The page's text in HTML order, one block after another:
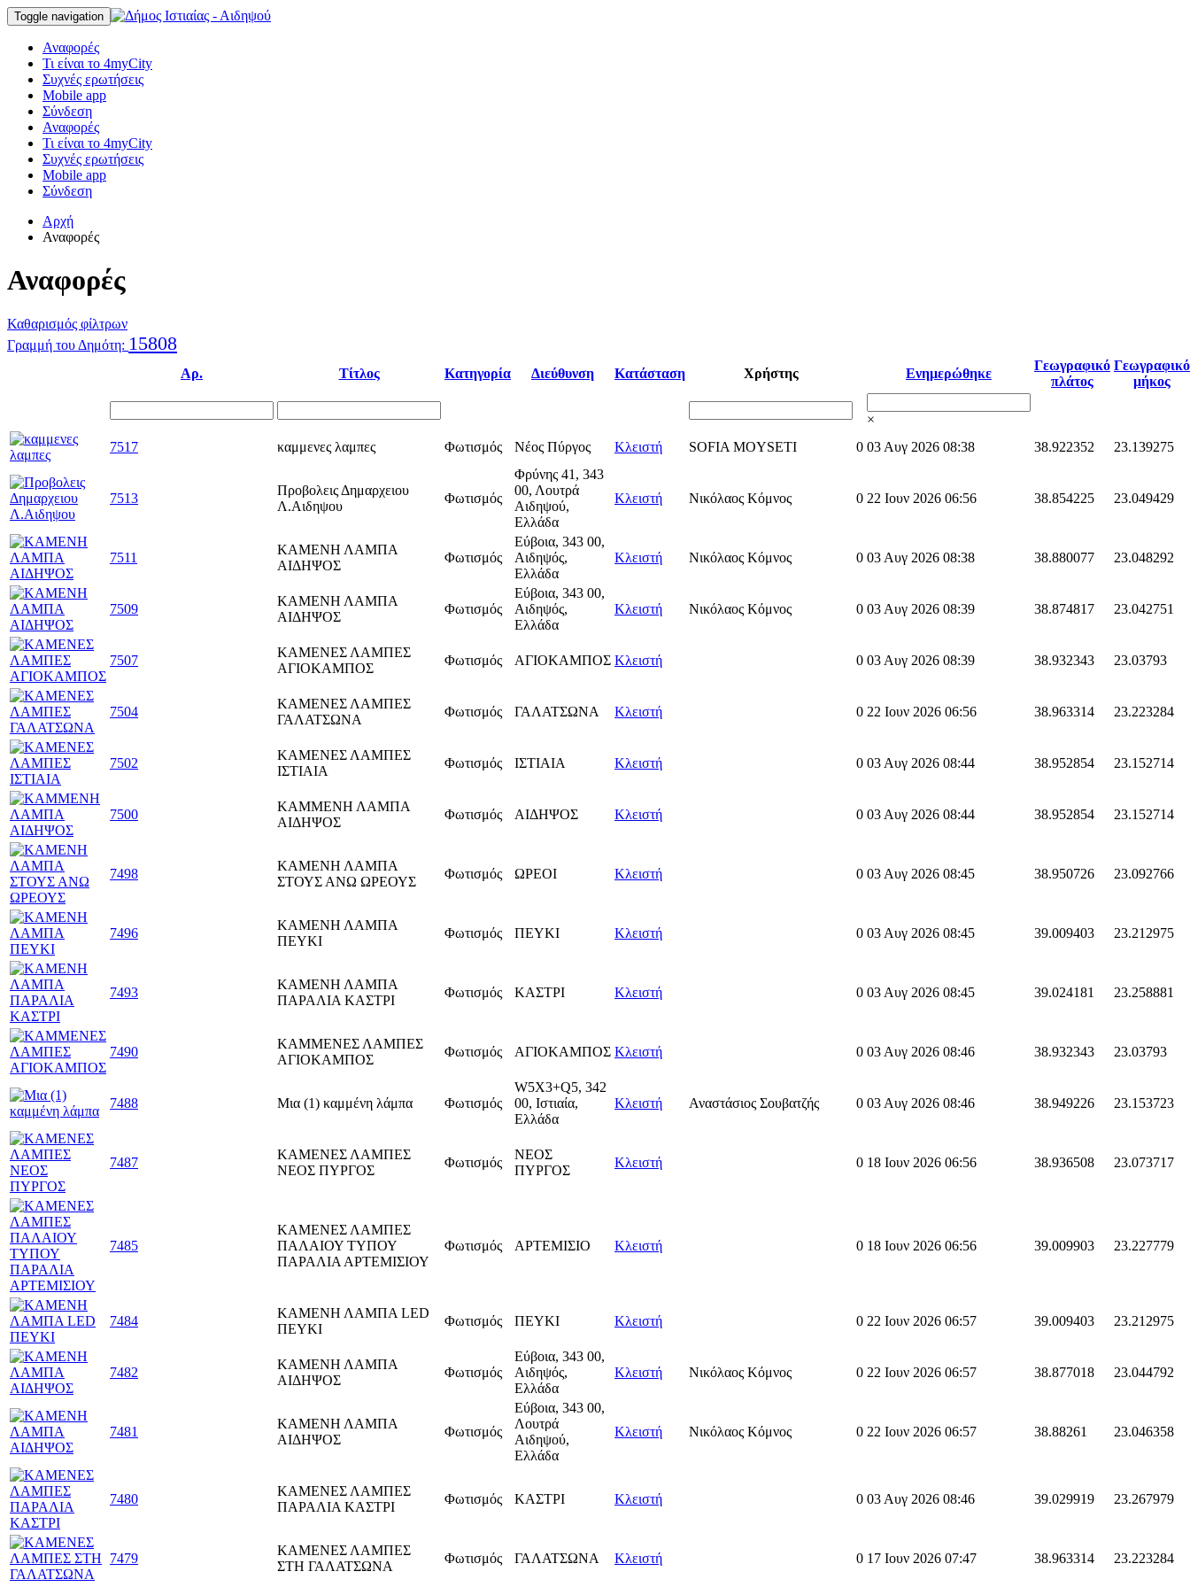
Toggle navigation
Αναφορές
Τι είναι το 4myCity
Συχνές ερωτήσεις
Mobile app
Σύνδεση
Αναφορές
Τι είναι το 4myCity
Συχνές ερωτήσεις
Mobile app
Σύνδεση
Αρχή
Αναφορές
Αναφορές
Καθαρισμός φίλτρων
Γραμμή του Δημότη: 15808
Αρ. Τίτλος Κατηγορία Διεύθυνση Κατάσταση Χρήστης Ενημερώθηκε
Γεωγραφικό
πλάτος
Γεωγραφικό
μήκος
×
7517
καμμενες λαμπες Φωτισμός Νέος Πύργος Κλειστή SOFIA MOYSETI 0 03 Αυγ 2026 08:38 38.922352 23.139275
7513
Προβολεις Δημαρχειου
Λ.Αιδηψου
Φωτισμός
Φρύνης 41, 343
00, Λουτρά
Αιδηψού,
Ελλάδα
Κλειστή Νικόλαος Κόμνος 0 22 Ιουν 2026 06:56 38.854225 23.049429
7511
ΚΑΜΕΝΗ ΛΑΜΠΑ
ΑΙΔΗΨΟΣ
Φωτισμός
Εύβοια, 343 00,
Αιδηψός,
Ελλάδα
Κλειστή Νικόλαος Κόμνος 0 03 Αυγ 2026 08:38 38.880077 23.048292
7509
ΚΑΜΕΝΗ ΛΑΜΠΑ
ΑΙΔΗΨΟΣ
Φωτισμός
Εύβοια, 343 00,
Αιδηψός,
Ελλάδα
Κλειστή Νικόλαος Κόμνος 0 03 Αυγ 2026 08:39 38.874817 23.042751
7507
ΚΑΜΕΝΕΣ ΛΑΜΠΕΣ
ΑΓΙΟΚΑΜΠΟΣ
Φωτισμός ΑΓΙΟΚΑΜΠΟΣ Κλειστή 0 03 Αυγ 2026 08:39 38.932343 23.03793
7504
ΚΑΜΕΝΕΣ ΛΑΜΠΕΣ
ΓΑΛΑΤΣΩΝΑ
Φωτισμός ΓΑΛΑΤΣΩΝΑ Κλειστή 0 22 Ιουν 2026 06:56 38.963314 23.223284
7502
ΚΑΜΕΝΕΣ ΛΑΜΠΕΣ
ΙΣΤΙΑΙΑ
Φωτισμός ΙΣΤΙΑΙΑ Κλειστή 0 03 Αυγ 2026 08:44 38.952854 23.152714
7500
ΚΑΜΜΕΝΗ ΛΑΜΠΑ
ΑΙΔΗΨΟΣ
Φωτισμός ΑΙΔΗΨΟΣ Κλειστή 0 03 Αυγ 2026 08:44 38.952854 23.152714
7498
ΚΑΜΕΝΗ ΛΑΜΠΑ
ΣΤΟΥΣ ΑΝΩ ΩΡΕΟΥΣ
Φωτισμός ΩΡΕΟΙ Κλειστή 0 03 Αυγ 2026 08:45 38.950726 23.092766
7496
ΚΑΜΕΝΗ ΛΑΜΠΑ
ΠΕΥΚΙ
Φωτισμός ΠΕΥΚΙ Κλειστή 0 03 Αυγ 2026 08:45 39.009403 23.212975
7493
ΚΑΜΕΝΗ ΛΑΜΠΑ
ΠΑΡΑΛΙΑ ΚΑΣΤΡΙ
Φωτισμός ΚΑΣΤΡΙ Κλειστή 0 03 Αυγ 2026 08:45 39.024181 23.258881
7490
ΚΑΜΜΕΝΕΣ ΛΑΜΠΕΣ
ΑΓΙΟΚΑΜΠΟΣ
Φωτισμός ΑΓΙΟΚΑΜΠΟΣ Κλειστή 0 03 Αυγ 2026 08:46 38.932343 23.03793
7488 Μια (1) καμμένη λάμπα Φωτισμός
W5X3+Q5, 342
00, Ιστιαία,
Ελλάδα
Κλειστή Αναστάσιος Σουβατζής 0 03 Αυγ 2026 08:46 38.949226 23.153723
7487
ΚΑΜΕΝΕΣ ΛΑΜΠΕΣ
ΝΕΟΣ ΠΥΡΓΟΣ
Φωτισμός
ΝΕΟΣ
ΠΥΡΓΟΣ
Κλειστή 0 18 Ιουν 2026 06:56 38.936508 23.073717
7485
ΚΑΜΕΝΕΣ ΛΑΜΠΕΣ
ΠΑΛΑΙΟΥ ΤΥΠΟΥ
ΠΑΡΑΛΙΑ ΑΡΤΕΜΙΣΙΟΥ
Φωτισμός ΑΡΤΕΜΙΣΙΟ Κλειστή 0 18 Ιουν 2026 06:56 39.009903 23.227779
7484
ΚΑΜΕΝΗ ΛΑΜΠΑ LED
ΠΕΥΚΙ
Φωτισμός ΠΕΥΚΙ Κλειστή 0 22 Ιουν 2026 06:57 39.009403 23.212975
7482
ΚΑΜΕΝΗ ΛΑΜΠΑ
ΑΙΔΗΨΟΣ
Φωτισμός
Εύβοια, 343 00,
Αιδηψός,
Ελλάδα
Κλειστή Νικόλαος Κόμνος 0 22 Ιουν 2026 06:57 38.877018 23.044792
7481
ΚΑΜΕΝΗ ΛΑΜΠΑ
ΑΙΔΗΨΟΣ
Φωτισμός
Εύβοια, 343 00,
Λουτρά
Αιδηψού,
Ελλάδα
Κλειστή Νικόλαος Κόμνος 0 22 Ιουν 2026 06:57 38.88261 23.046358
7480
ΚΑΜΕΝΕΣ ΛΑΜΠΕΣ
ΠΑΡΑΛΙΑ ΚΑΣΤΡΙ
Φωτισμός ΚΑΣΤΡΙ Κλειστή 0 03 Αυγ 2026 08:46 39.029919 23.267979
7479
ΚΑΜΕΝΕΣ ΛΑΜΠΕΣ
ΣΤΗ ΓΑΛΑΤΣΩΝΑ
Φωτισμός ΓΑΛΑΤΣΩΝΑ Κλειστή 0 17 Ιουν 2026 07:47 38.963314 23.223284